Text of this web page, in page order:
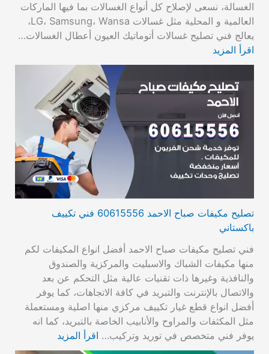
الغسالة، نسعى لإصلاح كل أنواع الغسالات بما فيها الماركات
العالمية و المحلية مثل غسالات LG، Samsung، Wansa،
يعالج فني تصليح غسالات أتوماتيك العيون أعطال الغسالات…
اقرأ المزيد
تصليح مكيفات صباح الاحمد 60615556 فني تكييف
باكستاني
فني تصليح مكيفات صباح الاحمد أفضل انواع المكيفات لكم
منها مكيفات الشباك والاسبليت والمركزية والصندوق
والنافذية وغيرها ذات تقنيات عالية مثل التحكم عن بعد
والاتصال بالإنترنت والتبريد في كافة الاتجاهات، كما يوفر
أفضل انواع قطع غيار تكييف مركزي منها اصلية ومستعملة
مثل المكثفات والمراوح والأنابيب الخاصة بالتبريد، كما انه
يوفر فني متخصص في توريد وتركيب… اقرأ المزيد